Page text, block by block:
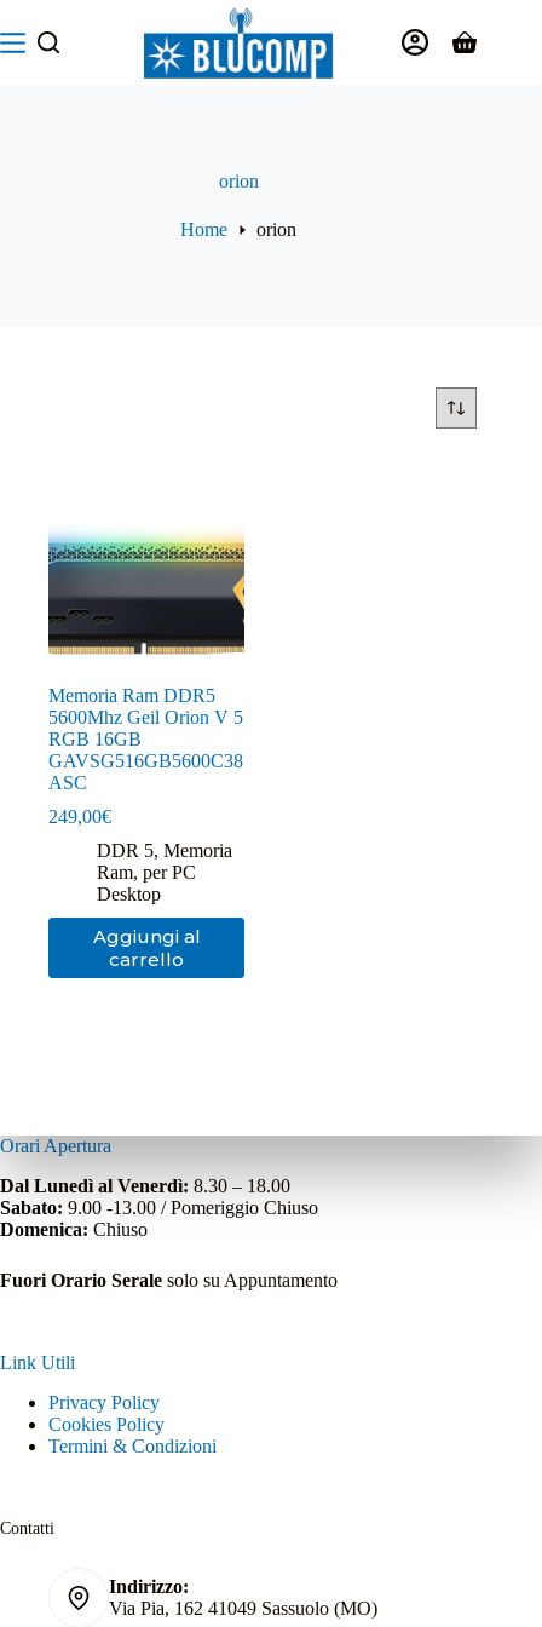
al
contenuto
Carrello
orion
Home orion
Memoria Ram DDR5
5600Mhz Geil Orion V 5
RGB 16GB
GAVSG516GB5600C38
ASC
249,00€
DDR 5, Memoria
Ram, per PC
Desktop
Aggiungi al
carrello
Orari Apertura
Dal Lunedì al Venerdì: 8.30 – 18.00
Sabato: 9.00 -13.00 / Pomeriggio Chiuso
Domenica: Chiuso
Fuori Orario Serale solo su Appuntamento
Link Utili
Privacy Policy
Cookies Policy
Termini & Condizioni
Contatti
Indirizzo:
Via Pia, 162 41049 Sassuolo (MO)